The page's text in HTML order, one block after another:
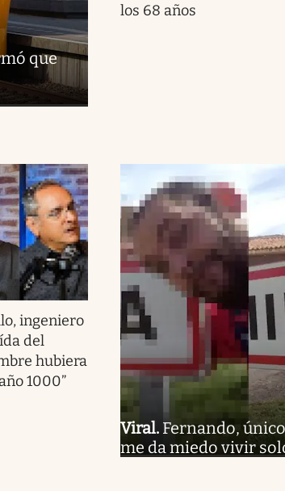
que
los 68 años
ingeniero
del
hubiera
1000”
Viral. Fernando,
me da miedo vivir